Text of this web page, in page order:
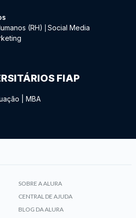
(RH)
Social Media
FIAP
MBA
SOBRE A ALURA
CENTRAL DE AJUDA
BLOG DA ALURA